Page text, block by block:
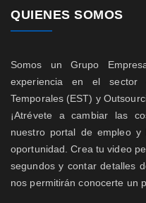
QUIENES SOMOS
Somos un Grupo
experiencia en el sector
Temporales (EST) y
¡Atrévete a cambiar las
nuestro portal de empleo
oportunidad. Crea tu video
segundos y contar detalles
nos permitirán conocerte un